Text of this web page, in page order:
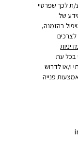
ת לכך שפרטיי
של
בהזמנה,
לצרכים
בכל עת
ו/או לדרוש
פנייה